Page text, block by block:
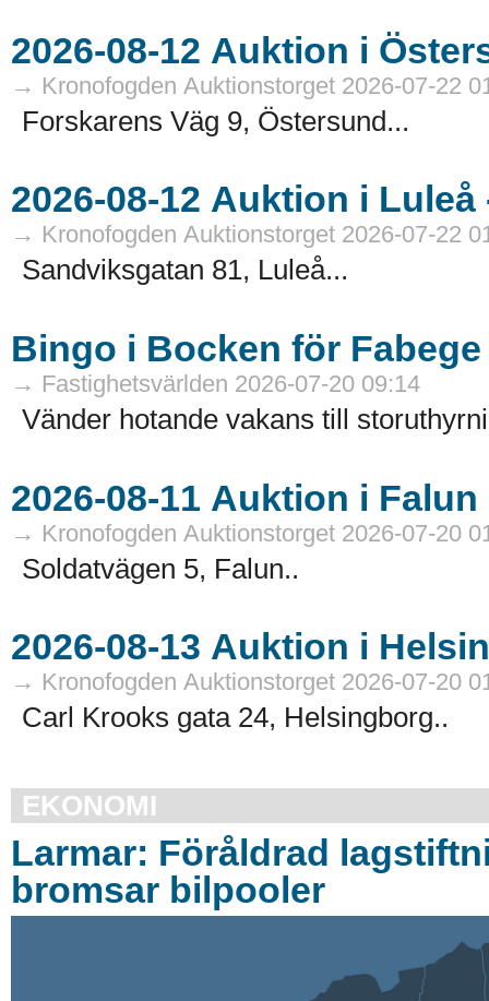
→ Kronofogden Auktionstorget 2026-07-22
Forskarens Väg 9, Östersund...
→ Kronofogden Auktionstorget 2026-07-22
Sandviksgatan 81, Luleå...
Bingo i Bocken för Fabege
→ Fastighetsvärlden 2026-07-20 09:14
Vänder hotande vakans till
→ Kronofogden Auktionstorget 2026-07-20
Soldatvägen 5, Falun..
→ Kronofogden Auktionstorget 2026-07-20
Carl Krooks gata 24, Helsingborg..
EKONOMI
Larmar: Föråldrad
bromsar bilpooler